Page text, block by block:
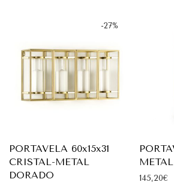
-27%
PORTAVELA 60x15x31
CRISTAL-METAL
DORADO
145,20€